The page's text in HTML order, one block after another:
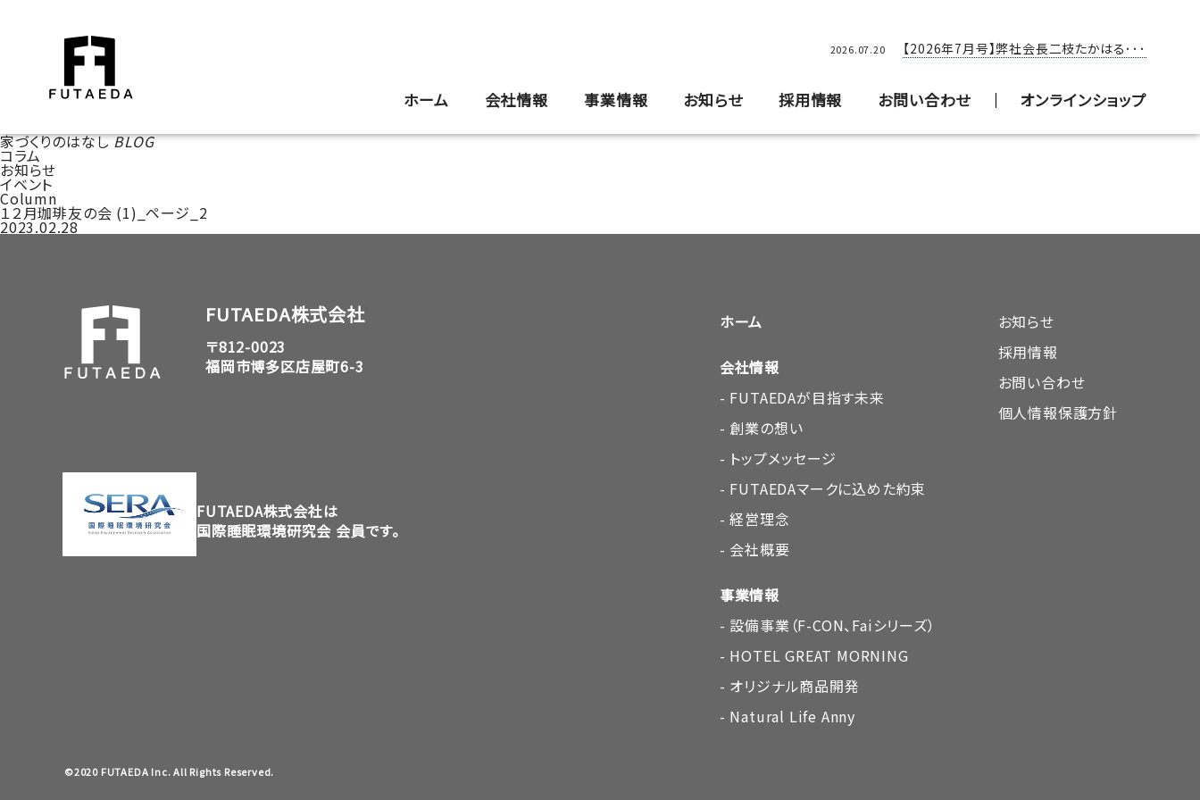
ホーム 会社情報 事業情報 お知らせ 採用情報 お問い合わせ オンラインショップ
2026.05.20 【2026年5月号】弊社会長二枝たかはる･･･
2026.07.20 【2026年7月号】弊社会長二枝たかはる･･･
家づくりのはなしBLOG
コラム
お知らせ
イベント
Column
１２月珈琲友の会 (1)_ページ_2
2023.02.28
FUTAEDA株式会社
〒812-0023
福岡市博多区店屋町6-3
FUTAEDA株式会社は
国際睡眠環境研究会 会員です。
ホーム
会社情報
FUTAEDAが目指す未来
創業の想い
トップメッセージ
FUTAEDAマークに込めた約束
経営理念
会社概要
事業情報
設備事業（F-CON、Faiシリーズ）
HOTEL GREAT MORNING
オリジナル商品開発
Natural Life Anny
お知らせ
採用情報
お問い合わせ
個人情報保護方針
©2020 FUTAEDA Inc. All Rights Reserved.